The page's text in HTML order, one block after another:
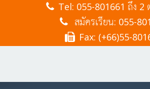
Tel: 055-801661 ถึง 2
สมัครเรียน: 055-
Fax: (+66)55-